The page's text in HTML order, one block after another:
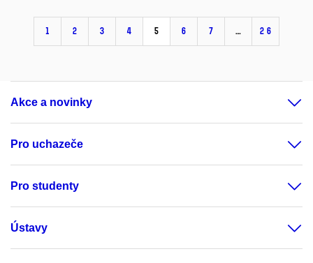
1 2 3 4 5 6 7 … 26
Akce a novinky
Pro uchazeče
Pro studenty
Ústavy